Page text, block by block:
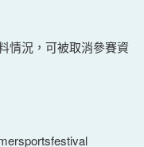
情況，可被取消參賽資